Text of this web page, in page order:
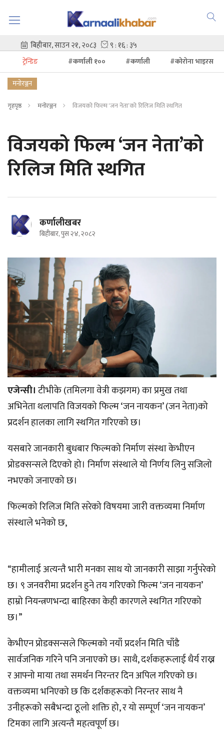
ट्रेन्डिङ #कर्णाली १०० #कर्णाली
#कोरोना भाइरस
मनोरञ्जन
गृहपृष्ठ मनोरञ्जन विजयको फिल्म ‘जन नेता’को रिलिज मिति स्थगित
विजयको फिल्म ‘जन नेता’को
रिलिज मिति स्थगित
कर्णालीखबर
बिहीबार, पुस २४, २०८२
एजेन्सी।टीभीके (तमिलगा वेत्री कझगम) का प्रमुख तथा
अभिनेता थलापति विजयको फिल्म ‘जन नायकन’ (जन नेता)को
प्रदर्शन हालका लागि स्थगित गरिएको छ।
यसबारे जानकारी बुधबार फिल्मको निर्माण संस्था केभीएन
प्रोडक्सन्सले दिएको हो। निर्माण संस्थाले यो निर्णय लिनु सजिलो
नभएको जनाएको छ।
फिल्मको रिलिज मिति सरेको विषयमा जारी वक्तव्यमा निर्माण
संस्थाले भनेको छ,
“हामीलाई अत्यन्तै भारी मनका साथ यो जानकारी साझा गर्नुपरेको
छ। ९ जनवरीमा प्रदर्शन हुने तय गरिएको फिल्म ‘जन नायकन’
हाम्रो नियन्त्रणभन्दा बाहिरका केही कारणले स्थगित गरिएको
छ।”
केभीएन प्रोडक्सन्सले फिल्मको नयाँ प्रदर्शन मिति चाँडै
सार्वजनिक गरिने पनि जनाएको छ। साथै, दर्शकहरूलाई धैर्य राख्न
र आफ्नो माया तथा समर्थन निरन्तर दिन अपिल गरिएको छ।
वक्तव्यमा भनिएको छ कि दर्शकहरूको निरन्तर साथ नै
उनीहरूको सबैभन्दा ठूलो शक्ति हो, र यो सम्पूर्ण ‘जन नायकन’
टिमका लागि अत्यन्तै महत्वपूर्ण छ।